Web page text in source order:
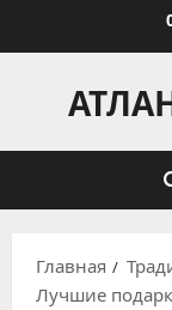
Главная
Лучшие